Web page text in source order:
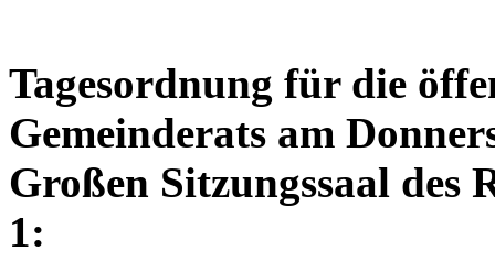
Tagesordnung für die
Gemeinderats am
Großen Sitzungssaal des
1: